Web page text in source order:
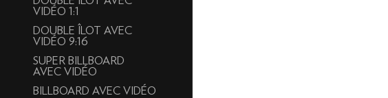
VIDÉO 1:1
DOUBLE ÎLOT AVEC
VIDÉO 9:16
SUPER BILLBOARD
AVEC VIDÉO
BILLBOARD AVEC VIDÉO